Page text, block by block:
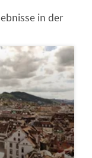
in der